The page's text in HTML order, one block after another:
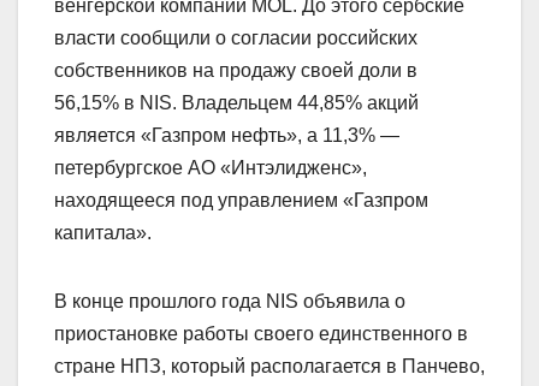
венгерской компании MOL. До этого сербские
власти сообщили о согласии российских
собственников на продажу своей доли в
56,15% в NIS. Владельцем 44,85% акций
является «Газпром нефть», а 11,3% —
петербургское АО «Интэлидженс»,
находящееся под управлением «Газпром
капитала».
В конце прошлого года NIS объявила о
приостановке работы своего единственного в
стране НПЗ, который располагается в Панчево,